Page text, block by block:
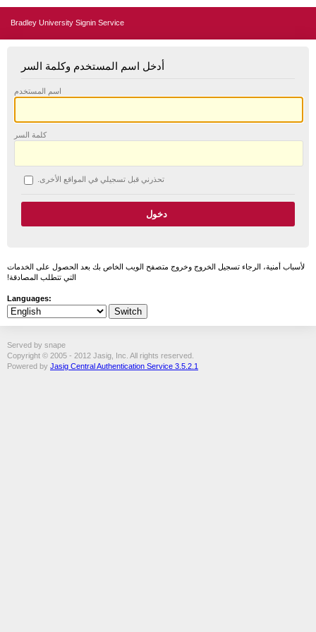
Bradley University Signin Service
أدخل اسم المستخدم وكلمة السر
اسم المستخدم
كلمة السر
تحذرني قبل تسجيلي في المواقع الأخرى.
لأسباب أمنية، الرجاء تسجيل الخروج وخروج متصفح الويب الخاص بك بعد الحصول على الخدمات
التي تتطلب المصادقة!
Languages:
Served by snape
Copyright © 2005 - 2012 Jasig, Inc. All rights reserved.
Powered by Jasig Central Authentication Service 3.5.2.1